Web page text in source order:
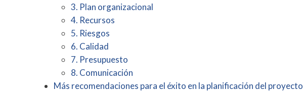
3. Plan organizacional
4. Recursos
5. Riesgos
6. Calidad
7. Presupuesto
8. Comunicación
Más recomendaciones para el éxito en la planificación del proyecto